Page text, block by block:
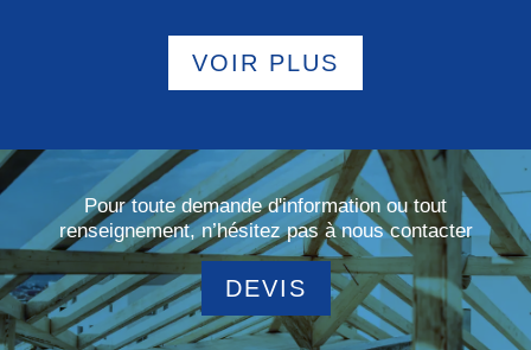
VOIR PLUS
Pour toute demande d'information ou tout
renseignement, n’hésitez pas à nous contacter
DEVIS